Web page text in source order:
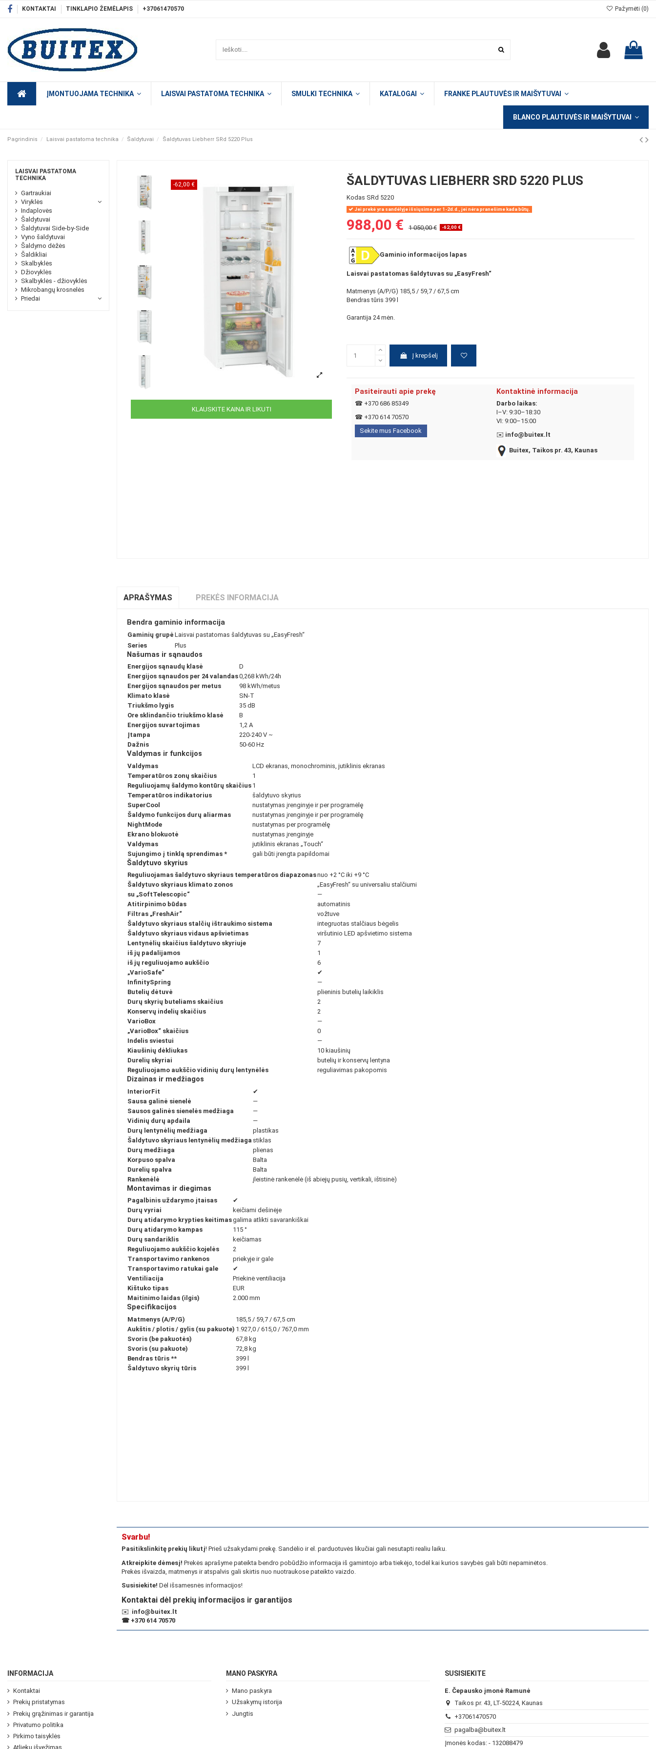
KONTAKTAI TINKLAPIO ŽEMĖLAPIS +37061470570 Pažymėti (0)
ĮMONTUOJAMA TECHNIKA LAISVAI PASTATOMA TECHNIKA SMULKI TECHNIKA KATALOGAI FRANKE PLAUTUVĖS IR MAIŠYTUVAI
BLANCO PLAUTUVĖS IR MAIŠYTUVAI
Pagrindinis Laisvai pastatoma technika Šaldytuvai Šaldytuvas Liebherr SRd 5220 Plus
-62,00 €
KLAUSKITE KAINA IR LIKUTI
ŠALDYTUVAS LIEBHERR SRD 5220 PLUS
Kodas SRd 5220
Jei prekė yra sandėlyje išsiųsime per 1-2d.d., jei nėra pranešime kada būtų.
988,00 € 1 050,00 € -62,00 €
Gaminio informacijos lapas
Laisvai pastatomas šaldytuvas su „EasyFresh“
Matmenys (A/P/G) 185,5 / 59,7 / 67,5 cm
Bendras tūris 399 l
Garantija 24 mėn.
Į krepšelį
Pasiteirauti apie prekę
☎ +370 686 85349
☎ +370 614 70570
Sekite mus Facebook
Kontaktinė informacija
Darbo laikas:
I–V: 9:30–18:30
VI: 9:00–15:00
✉️ info@buitex.lt
Buitex, Taikos pr. 43, Kaunas
APRAŠYMAS PREKĖS INFORMACIJA
Bendra gaminio informacija
Gaminių grupė Laisvai pastatomas šaldytuvas su „EasyFresh“
Series
Plus
Našumas ir sąnaudos
Energijos sąnaudų klasė
D
Energijos sąnaudos per 24 valandas0,268 kWh/24h
Energijos sąnaudos per metus
98 kWh/metus
Klimato klasė
SN-T
Triukšmo lygis
35 dB
Ore sklindančio triukšmo klasė
B
Energijos suvartojimas
1,2 A
Įtampa
220-240 V ~
Dažnis
50-60 Hz
Valdymas ir funkcijos
Valdymas
LCD ekranas, monochrominis, jutiklinis ekranas
Temperatūros zonų skaičius
1
Reguliuojamų šaldymo kontūrų skaičius 1
Temperatūros indikatorius
šaldytuvo skyrius
SuperCool
nustatymas įrenginyje ir per programėlę
Šaldymo funkcijos durų aliarmas
nustatymas įrenginyje ir per programėlę
NightMode
nustatymas per programėlę
Ekrano blokuotė
nustatymas įrenginyje
Valdymas
jutiklinis ekranas „Touch“
Sujungimo į tinklą sprendimas * gali būti įrengta papildomai
Šaldytuvo skyrius
Reguliuojamas šaldytuvo skyriaus temperatūros diapazonasnuo +2 °C iki +9 °C
Šaldytuvo skyriaus klimato zonos
„EasyFresh“ su universaliu stalčiumi
su „SoftTelescopic“
—
Atitirpinimo būdas
automatinis
Filtras „FreshAir“
vožtuve
Šaldytuvo skyriaus stalčių ištraukimo sistema
integruotas stalčiaus bėgelis
Šaldytuvo skyriaus vidaus apšvietimas
viršutinio LED apšvietimo sistema
Lentynėlių skaičius šaldytuvo skyriuje
7
iš jų padalijamos
1
iš jų reguliuojamo aukščio
6
„VarioSafe“
✔
InfinitySpring
—
Butelių dėtuvė
plieninis butelių laikiklis
Durų skyrių buteliams skaičius
2
Konservų indelių skaičius
2
VarioBox
—
„VarioBox“ skaičius
0
Indelis sviestui
—
Kiaušinių dėkliukas
10 kiaušinių
Durelių skyriai
butelių ir konservų lentyna
Reguliuojamo aukščio vidinių durų lentynėlės
reguliavimas pakopomis
Dizainas ir medžiagos
InteriorFit
✔
Sausa galinė sienelė
—
Sausos galinės sienelės medžiaga
—
Vidinių durų apdaila
—
Durų lentynėlių medžiaga
plastikas
Šaldytuvo skyriaus lentynėlių medžiaga stiklas
Durų medžiaga
plienas
Korpuso spalva
Balta
Durelių spalva
Balta
Rankenėlė
įleistinė rankenėlė (iš abiejų pusių, vertikali, ištisinė)
Montavimas ir diegimas
Pagalbinis uždarymo įtaisas
✔
Durų vyriai
keičiami dešinėje
Durų atidarymo krypties keitimasgalima atlikti savarankiškai
Durų atidarymo kampas
115 °
Durų sandariklis
keičiamas
Reguliuojamo aukščio kojelės
2
Transportavimo rankenos
priekyje ir gale
Transportavimo ratukai gale
✔
Ventiliacija
Priekinė ventiliacija
Kištuko tipas
EUR
Maitinimo laidas (ilgis)
2.000 mm
Specifikacijos
Matmenys (A/P/G)
185,5 / 59,7 / 67,5 cm
Aukštis / plotis / gylis (su pakuote) 1.927,0 / 615,0 / 767,0 mm
Svoris (be pakuotės)
67,8 kg
Svoris (su pakuote)
72,8 kg
Bendras tūris **
399 l
Šaldytuvo skyrių tūris
399 l
Svarbu!
Pasitikslinkitę prekių likutį! Prieš užsakydami prekę. Sandėlio ir el. parduotuvės likučiai gali nesutapti realiu laiku.
Atkreipkite dėmesį! Prekės aprašyme pateikta bendro pobūdžio informacija iš gamintojo arba tiekėjo, todėl kai kurios savybės gali būti nepaminėtos.
Prekės išvaizda, matmenys ir atspalvis gali skirtis nuo nuotraukose pateikto vaizdo.
Susisiekite! Dėl išsamesnės informacijos!
Kontaktai dėl prekių informacijos ir garantijos
✉️ info@buitex.lt
☎ +370 614 70570
LAISVAI PASTATOMA
TECHNIKA
Gartraukiai
Viryklės
Indaplovės
Šaldytuvai
Šaldytuvai Side-by-Side
Vyno šaldytuvai
Šaldymo dėžės
Šaldikliai
Skalbyklės
Džiovyklės
Skalbyklės - džiovyklės
Mikrobangų krosnelės
Priedai
INFORMACIJA
Kontaktai
Prekių pristatymas
Prekių grąžinimas ir garantija
Privatumo politika
Pirkimo taisyklės
Atliekų išvežimas
MANO PASKYRA
Mano paskyra
Užsakymų istorija
Jungtis
SUSISIEKITE
E. Čepausko įmonė Ramunė
Taikos pr. 43, LT-50224, Kaunas
+37061470570
pagalba@buitex.lt
Įmonės kodas: - 132088479